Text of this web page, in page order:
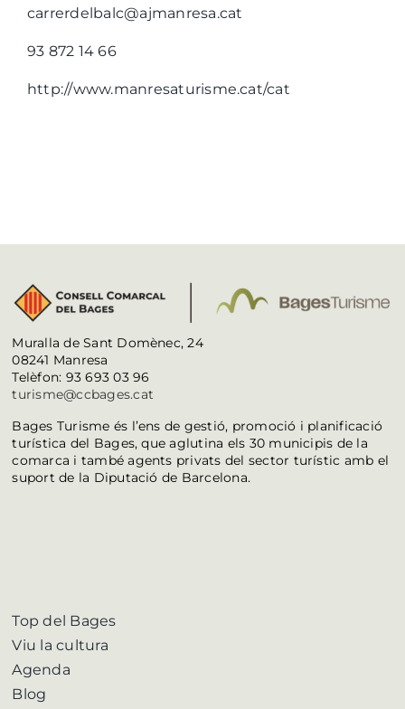
carrerdelbalc@ajmanresa.cat
93 872 14 66
http://www.manresaturisme.cat/cat
Muralla de Sant Domènec, 24
08241 Manresa
Telèfon: 93 693 03 96
turisme@ccbages.cat
Bages Turisme és l’ens de gestió, promoció i planificació
turística del Bages, que aglutina els 30 municipis de la
comarca i també agents privats del sector turístic amb el
suport de la Diputació de Barcelona.
Top del Bages
Viu la cultura
Agenda
Blog